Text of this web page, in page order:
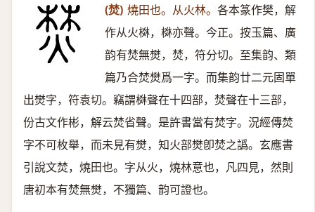
(焚) 燒田也。从火林。 各本篆作樊，解
作从火棥，棥亦聲。今正。按玉篇、廣
韵有焚無燓，焚，符分切。至集韵、類
篇乃合焚燓爲一字。而集韵廿二元固單
出燓字，符袁切。竊謂棥聲在十四部，焚聲在十三部，
份古文作彬，解云焚省聲。是許書當有焚字。況經傳焚
字不可枚舉，而未見有燓，知火部燓卽焚之譌。玄應書
引說文焚，燒田也。字从火，燒林意也，凡四見，然則
唐初本有焚無燓，不獨篇、韵可證也。